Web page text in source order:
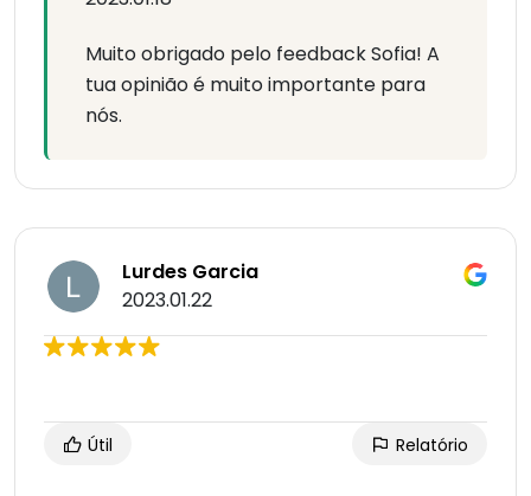
Muito obrigado pelo feedback Sofia! A
tua opinião é muito importante para
nós.
Lurdes Garcia
2023.01.22
Útil Relatório